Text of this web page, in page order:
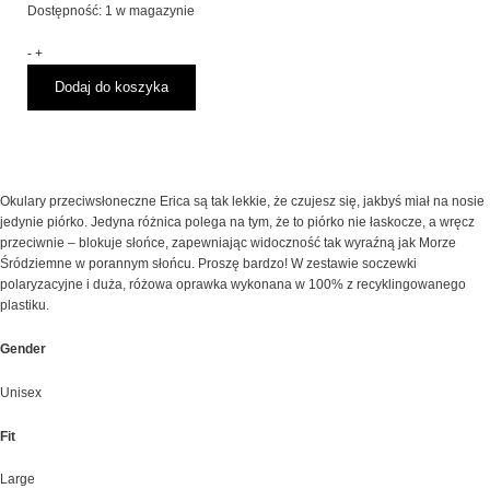
Dostępność: 1 w magazynie
-
ilość
Przeciwsłoneczne
ERICA
Pink
+
Dodaj do koszyka
Okulary przeciwsłoneczne Erica są tak lekkie, że czujesz się, jakbyś miał na nosie
jedynie piórko. Jedyna różnica polega na tym, że to piórko nie łaskocze, a wręcz
przeciwnie – blokuje słońce, zapewniając widoczność tak wyraźną jak Morze
Śródziemne w porannym słońcu. Proszę bardzo! W zestawie soczewki
polaryzacyjne i duża, różowa oprawka wykonana w 100% z recyklingowanego
plastiku.
Gender
Unisex
Fit
Large